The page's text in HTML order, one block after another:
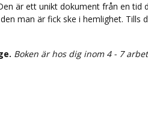
är ett unikt dokument från en tid
man är fick ske i hemlighet. Tills
Boken är hos dig inom 4 - 7